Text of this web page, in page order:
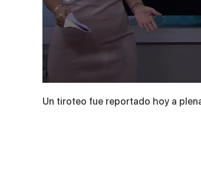
seconds
of
Un tiroteo fue reportado hoy a